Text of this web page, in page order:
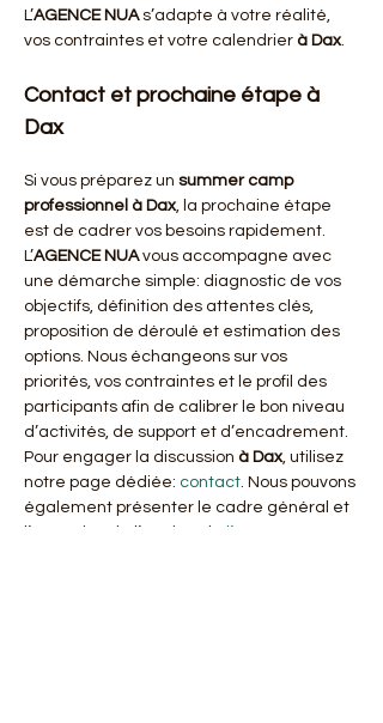
L’AGENCE NUA s’adapte à votre réalité,
vos contraintes et votre calendrier à Dax.
Contact et prochaine étape à
Dax
Si vous préparez un summer camp
professionnel à Dax, la prochaine étape
est de cadrer vos besoins rapidement.
L’AGENCE NUA vous accompagne avec
une démarche simple: diagnostic de vos
objectifs, définition des attentes clés,
proposition de déroulé et estimation des
options. Nous échangeons sur vos
priorités, vos contraintes et le profil des
participants afin de calibrer le bon niveau
d’activités, de support et d’encadrement.
Pour engager la discussion à Dax, utilisez
notre page dédiée: contact. Nous pouvons
également présenter le cadre général et